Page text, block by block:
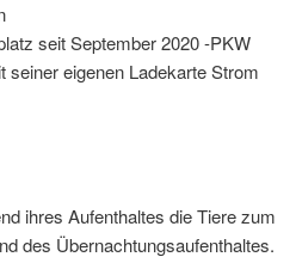
seit September 2020 -PKW
seiner eigenen Ladekarte Strom
ihres Aufenthaltes die Tiere zum
des Übernachtungsaufenthaltes.